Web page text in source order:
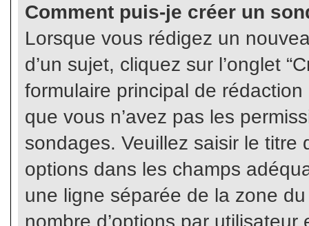
Comment puis-je créer un
Lorsque vous rédigez un
d’un sujet, cliquez sur l’onglet
formulaire principal de
que vous n’avez pas les
sondages. Veuillez saisir le
options dans les champs
une ligne séparée de la zone
nombre d’options par